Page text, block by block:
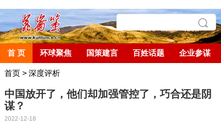
首 页 环球聚焦 国策建言 百姓话题 企业参谋
首页> 深度评析
中国放开了，他们却加强管控了，巧合还是阴
谋？
2022-12-18